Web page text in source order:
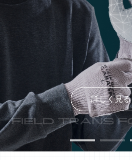
詳しく見る
詳しく見る
詳しく見る